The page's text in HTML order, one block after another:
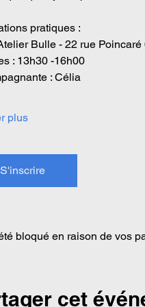
pratiques :
Bulle - 22 rue
: 13h30 -16h00
: Célia
plus
S'inscrire
bloqué en raison de vos
cet